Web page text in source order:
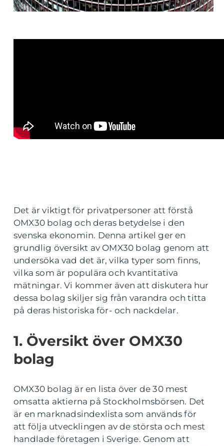
Det är viktigt för privatpersoner att förstå
OMX30 bolag och deras betydelse i den
svenska ekonomin. Denna artikel ger en
grundlig översikt av OMX30 bolag genom att
undersöka vad det är, vilka typer som finns,
vilka som är populära och kvantitativa
mätningar. Vi kommer även att diskutera hur
dessa bolag skiljer sig från varandra och titta
på deras historiska för- och nackdelar.
1. Översikt över OMX30
bolag
OMX30 bolag är en lista över de 30 mest
omsatta aktierna på Stockholmsbörsen. Det
är en marknadsindexlista som används för
att följa utvecklingen av de största och mest
handlade företagen i Sverige. Genom att